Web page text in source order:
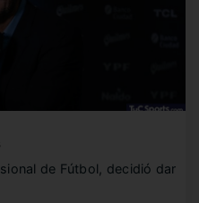
de Fútbol, decidió dar